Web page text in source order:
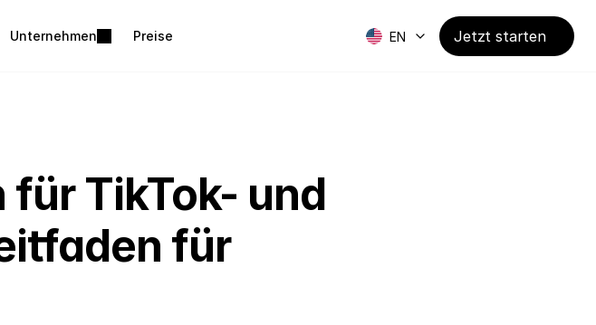
Unternehmen Preise EN Jetzt starten
TikTok- und
für